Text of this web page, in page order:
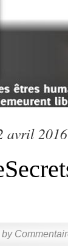
avril 2016
by